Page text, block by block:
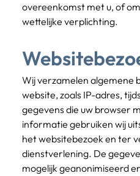
overeenkomst met u, of
wettelijke verplichting.
Wij verzamelen algemene
website, zoals IP-adres,
gegevens die uw browser
informatie gebruiken wij
het websitebezoek en ter
dienstverlening. De
mogelijk geanonimiseerd